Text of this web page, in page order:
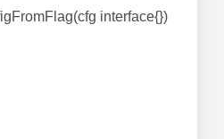
interface{})